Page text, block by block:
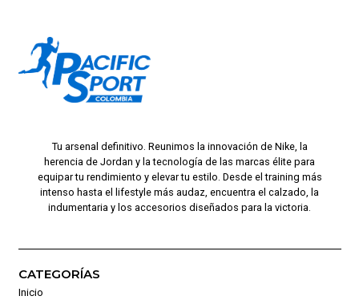
Tu arsenal definitivo. Reunimos la innovación de Nike, la
herencia de Jordan y la tecnología de las marcas élite para
equipar tu rendimiento y elevar tu estilo. Desde el training más
intenso hasta el lifestyle más audaz, encuentra el calzado, la
indumentaria y los accesorios diseñados para la victoria.
CATEGORÍAS
Inicio